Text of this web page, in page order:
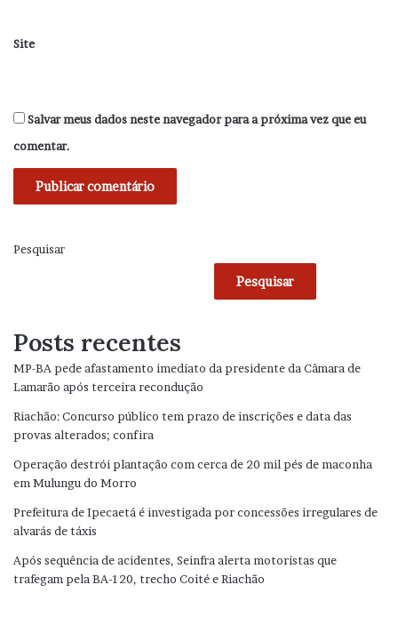
Site
Salvar meus dados neste navegador para a próxima vez que eu
comentar.
Pesquisar
Pesquisar
Posts recentes
MP-BA pede afastamento imediato da presidente da Câmara de
Lamarão após terceira recondução
Riachão: Concurso público tem prazo de inscrições e data das
provas alterados; confira
Operação destrói plantação com cerca de 20 mil pés de maconha
em Mulungu do Morro
Prefeitura de Ipecaetá é investigada por concessões irregulares de
alvarás de táxis
Após sequência de acidentes, Seinfra alerta motoristas que
trafegam pela BA-120, trecho Coité e Riachão